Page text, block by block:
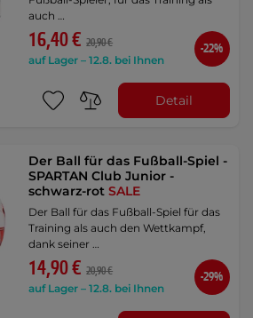
auch …
16,40 € 20,90 €
auf Lager – 12.8. bei Ihnen
-22%
Detail
Der Ball für das Fußball-Spiel -
SPARTAN Club Junior -
schwarz-rotSALE
Der Ball für das Fußball-Spiel für das
Training als auch den Wettkampf,
dank seiner …
14,90 € 20,90 €
auf Lager – 12.8. bei Ihnen
-29%